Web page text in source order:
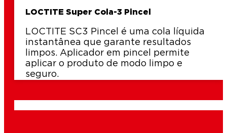
LOCTITE Super Cola-3 Pincel
LOCTITE SC3 Pincel é uma cola líquida
instantânea que garante resultados
limpos. Aplicador em pincel permite
aplicar o produto de modo limpo e
seguro.